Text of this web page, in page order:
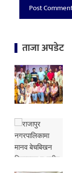
ताजा अपडेट